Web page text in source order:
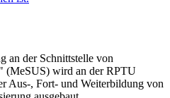
an der Schnittstelle von
(MeSUS) wird an der RPTU
Aus-, Fort- und Weiterbildung von